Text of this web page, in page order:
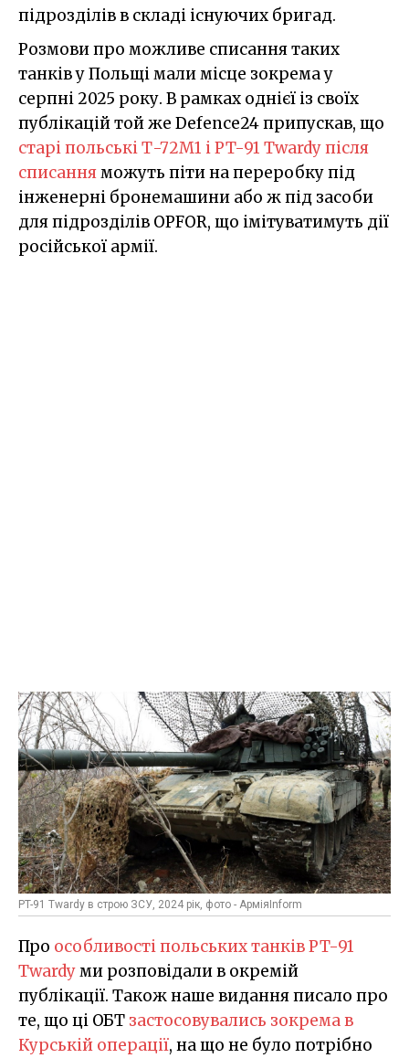
підрозділів в складі існуючих бригад.
Розмови про можливе списання таких
танків у Польщі мали місце зокрема у
серпні 2025 року. В рамках однієї із своїх
публікацій той же Defence24 припускав, що
старі польські Т-72М1 і PT-91 Twardy після
списанняможуть піти на переробку під
інженерні бронемашини або ж під засоби
для підрозділів OPFOR, що імітуватимуть дії
російської армії.
PT-91 Twardy в строю ЗСУ, 2024 рік, фото - АрміяInform
Про особливості польських танків PT-91
Twardyми розповідали в окремій
публікації. Також наше видання писало про
те, що ці ОБТ застосовувались зокрема в
Курській операції, на що не було потрібно